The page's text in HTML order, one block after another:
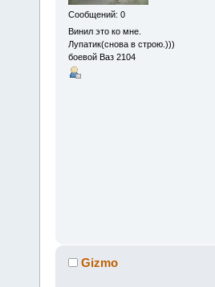
Сообщений: 0
Винил это ко мне.
Лупатик(снова в строю.)))
боевой Ваз 2104
Gizmo